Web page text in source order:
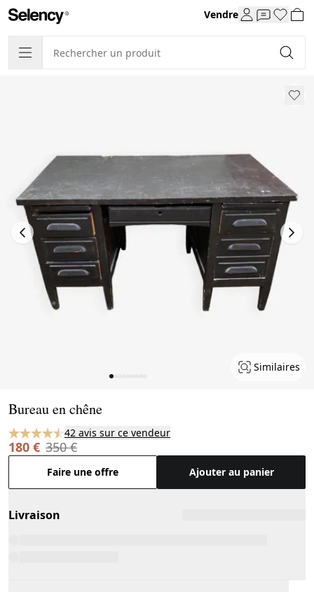
Vendre
Similaires
Bureau en chêne
42 avis sur ce vendeur
180 € 350 €
Faire une offre Ajouter au panier
Livraison